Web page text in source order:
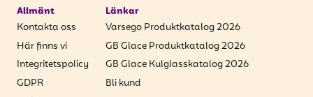
Allmänt
Kontakta oss
Här finns vi
Integritetspolicy
GDPR
Länkar
Varsego Produktkatalog 2026
GB Glace Produktkatalog 2026
GB Glace Kulglasskatalog 2026
Bli kund